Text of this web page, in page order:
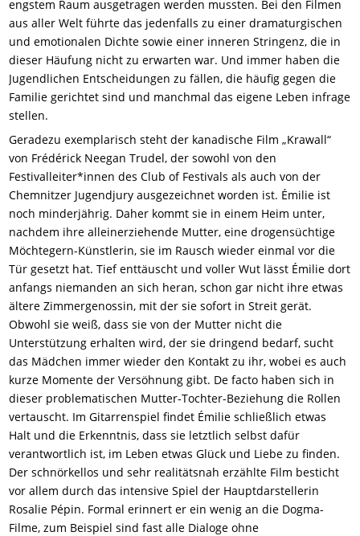
engstem Raum ausgetragen werden mussten. Bei den Filmen
aus aller Welt führte das jedenfalls zu einer dramaturgischen
und emotionalen Dichte sowie einer inneren Stringenz, die in
dieser Häufung nicht zu erwarten war. Und immer haben die
Jugendlichen Entscheidungen zu fällen, die häufig gegen die
Familie gerichtet sind und manchmal das eigene Leben infrage
stellen.
Geradezu exemplarisch steht der kanadische Film „Krawall“
von Frédérick Neegan Trudel, der sowohl von den
Festivalleiter*innen des Club of Festivals als auch von der
Chemnitzer Jugendjury ausgezeichnet worden ist. Émilie ist
noch minderjährig. Daher kommt sie in einem Heim unter,
nachdem ihre alleinerziehende Mutter, eine drogensüchtige
Möchtegern-Künstlerin, sie im Rausch wieder einmal vor die
Tür gesetzt hat. Tief enttäuscht und voller Wut lässt Émilie dort
anfangs niemanden an sich heran, schon gar nicht ihre etwas
ältere Zimmergenossin, mit der sie sofort in Streit gerät.
Obwohl sie weiß, dass sie von der Mutter nicht die
Unterstützung erhalten wird, der sie dringend bedarf, sucht
das Mädchen immer wieder den Kontakt zu ihr, wobei es auch
kurze Momente der Versöhnung gibt. De facto haben sich in
dieser problematischen Mutter-Tochter-Beziehung die Rollen
vertauscht. Im Gitarrenspiel findet Émilie schließlich etwas
Halt und die Erkenntnis, dass sie letztlich selbst dafür
verantwortlich ist, im Leben etwas Glück und Liebe zu finden.
Der schnörkellos und sehr realitätsnah erzählte Film besticht
vor allem durch das intensive Spiel der Hauptdarstellerin
Rosalie Pépin. Formal erinnert er ein wenig an die Dogma-
Filme, zum Beispiel sind fast alle Dialoge ohne